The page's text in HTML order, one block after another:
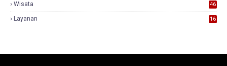
Wisata 46
Layanan 16